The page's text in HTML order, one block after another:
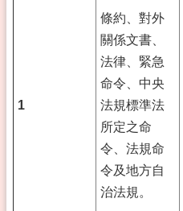
1
條約、對外
關係文書、
法律、緊急
命令、中央
法規標準法
所定之命
令、法規命
令及地方自
治法規。